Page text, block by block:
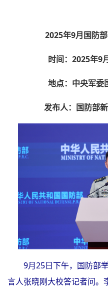
2025年9月国防
时间：2025年9
地点：中央军委
发布人：国防部
9月25日下午，国防部
言人张晓刚大校答记者问。